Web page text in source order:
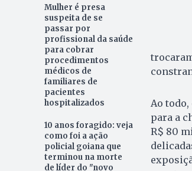
Mulher é presa
suspeita de se
passar por
profissional da saúde
para cobrar
procedimentos
médicos de
familiares de
pacientes
hospitalizados
10 anos foragido: veja
como foi a ação
policial goiana que
terminou na morte
de líder do "novo
Ao
para a
R$ 80